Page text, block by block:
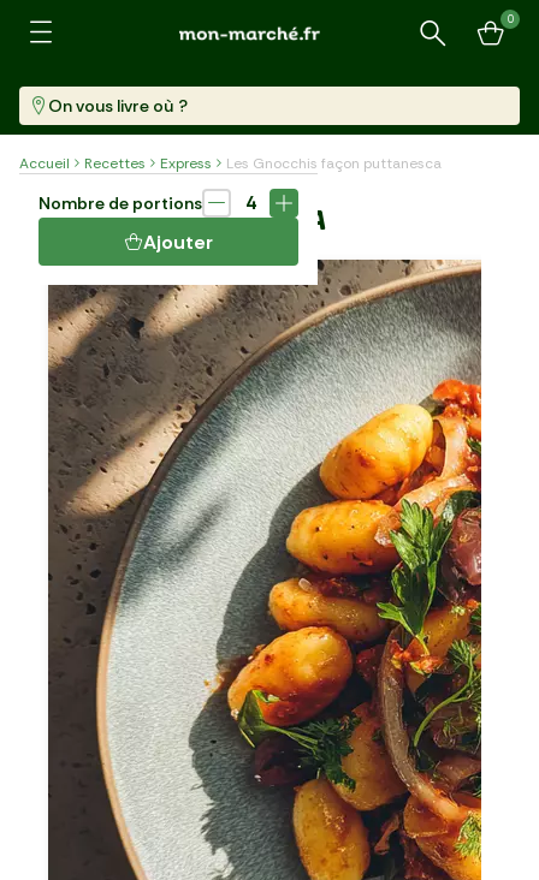
Recherche
0
On vous livre où ?
Accueil Recettes Express
Les Gnocchis façon puttanesca
LES GNOCCHIS FAÇON PUTTANESCA
Nombre de portions
4
Ajouter